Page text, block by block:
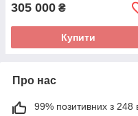
305 000 ₴
Купити
Про нас
99% позитивних з 248